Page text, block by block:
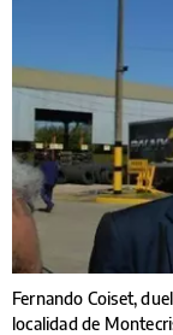
Fernando Coiset,
localidad de